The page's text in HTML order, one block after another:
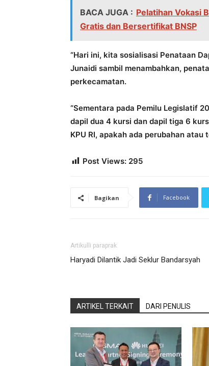
BACA JUGA : Pelatihan Vokasi
Gratis dan Bersertifikat BNSP
“Hari ini, kita sosialisasi Penataan
Junaidi sambil menambahkan,
perkecamatan.
“Sementara pada Pemilu Legislatif
dapil dua 4 kursi dan dapil tiga 6
KPU RI, apakah ada perubahan
Post Views: 295
Bagikan Facebook
Artikulli paraprak
Haryadi Dilantik Jadi Seklur Bandarsyah
ARTIKEL TERKAIT DARI PENULIS